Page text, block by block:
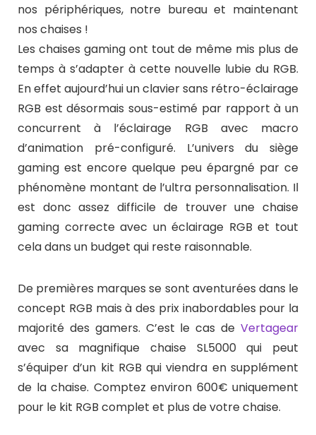
nos périphériques, notre bureau et maintenant
nos chaises !
Les chaises gaming ont tout de même mis plus de
temps à s’adapter à cette nouvelle lubie du RGB.
En effet aujourd’hui un clavier sans rétro-éclairage
RGB est désormais sous-estimé par rapport à un
concurrent à l’éclairage RGB avec macro
d’animation pré-configuré. L’univers du siège
gaming est encore quelque peu épargné par ce
phénomène montant de l’ultra personnalisation. Il
est donc assez difficile de trouver une chaise
gaming correcte avec un éclairage RGB et tout
cela dans un budget qui reste raisonnable.
De premières marques se sont aventurées dans le
concept RGB mais à des prix inabordables pour la
majorité des gamers. C’est le cas de Vertagear
avec sa magnifique chaise SL5000 qui peut
s’équiper d’un kit RGB qui viendra en supplément
de la chaise. Comptez environ 600€ uniquement
pour le kit RGB complet et plus de votre chaise.